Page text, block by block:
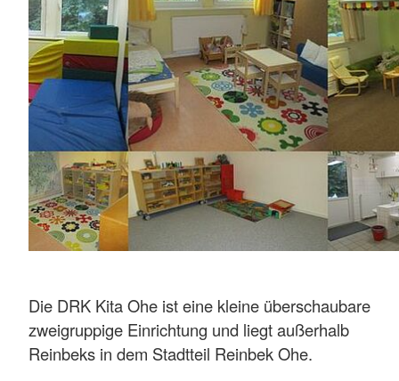
Die DRK Kita Ohe ist eine kleine überschaubare
zweigruppige Einrichtung und liegt außerhalb
Reinbeks in dem Stadtteil Reinbek Ohe.